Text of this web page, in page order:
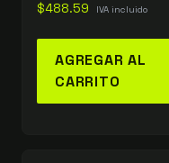
$488.59 IVA incluido
AGREGAR AL
CARRITO